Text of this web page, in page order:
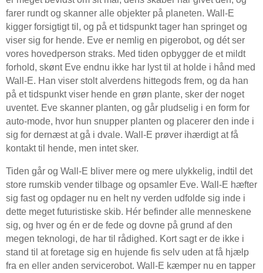
farer rundt og skanner alle objekter på planeten. Wall-E
kigger forsigtigt til, og på et tidspunkt tager han springet og
viser sig for hende. Eve er nemlig en pigerobot, og dét ser
vores hovedperson straks. Med tiden opbygger de et mildt
forhold, skønt Eve endnu ikke har lyst til at holde i hånd med
Wall-E. Han viser stolt alverdens hittegods frem, og da han
på et tidspunkt viser hende en grøn plante, sker der noget
uventet. Eve skanner planten, og går pludselig i en form for
auto-mode, hvor hun snupper planten og placerer den inde i
sig for dernæst at gå i dvale. Wall-E prøver ihærdigt at få
kontakt til hende, men intet sker.
Tiden går og Wall-E bliver mere og mere ulykkelig, indtil det
store rumskib vender tilbage og opsamler Eve. Wall-E hæfter
sig fast og opdager nu en helt ny verden udfolde sig inde i
dette meget futuristiske skib. Hér befinder alle menneskene
sig, og hver og én er de fede og dovne på grund af den
megen teknologi, de har til rådighed. Kort sagt er de ikke i
stand til at foretage sig en hujende fis selv uden at få hjælp
fra en eller anden servicerobot. Wall-E kæmper nu en tapper